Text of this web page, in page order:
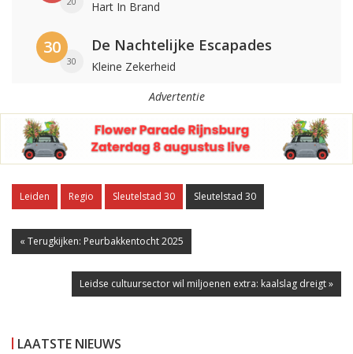
Hart In Brand
30
30
De Nachtelijke Escapades
Kleine Zekerheid
Advertentie
Leiden Regio Sleutelstad 30 Sleutelstad 30
« Terugkijken: Peurbakkentocht 2025
Leidse cultuursector wil miljoenen extra: kaalslag dreigt »
LAATSTE NIEUWS